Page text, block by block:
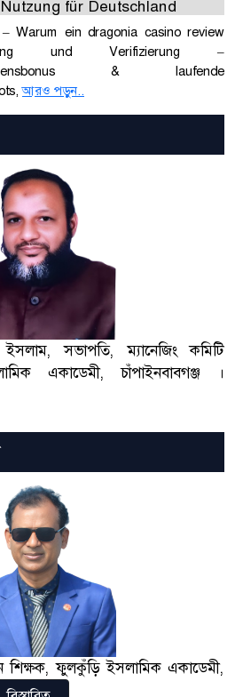
für Deutschland
Warum ein dragonia casino review
und Verifizierung –
& laufende
আরও পড়ুন..
সভাপতি, ম্যানেজিং কমিটি
একাডেমী, চাঁপাইনবাবগঞ্জ ।
শিক্ষক, ফুলকুঁড়ি ইসলামিক একাডেমী,